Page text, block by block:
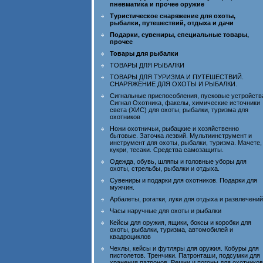
пневматика и прочее оружие
Туристическое снаряжение для охоты,
рыбалки, путешествий, отдыха и дачи
Подарки, сувениры, специальные товары,
прочее
Товары для рыбалки
ТОВАРЫ ДЛЯ РЫБАЛКИ
ТОВАРЫ ДЛЯ ТУРИЗМА И ПУТЕШЕСТВИЙ.
СНАРЯЖЕНИЕ ДЛЯ ОХОТЫ И РЫБАЛКИ.
Сигнальные приспособления, пусковые
Сигнал Охотника, факелы, химические источники
света (ХИС) для охоты, рыбалки, туризма для
охотников
Ножи охотничьи, рыбацкие и хозяйственно
бытовые. Заточка лезвий. Мультиинструмент и
инструмент для охоты, рыбалки, туризма. Мачете,
кукри, тесаки. Средства самозащиты.
Одежда, обувь, шляпы и головные уборы для
охоты, стрельбы, рыбалки и отдыха.
Сувениры и подарки для охотников. Подарки для
мужчин.
Арбалеты, рогатки, луки для отдыха и развлечений
Часы наручные для охоты и рыбалки
Кейсы для оружия, ящики, боксы и коробки для
охоты, рыбалки, туризма, автомобилей и
квадроциклов
Чехлы, кейсы и футляры для оружия. Кобуры для
пистолетов. Тренчики. Патронташи, подсумки для